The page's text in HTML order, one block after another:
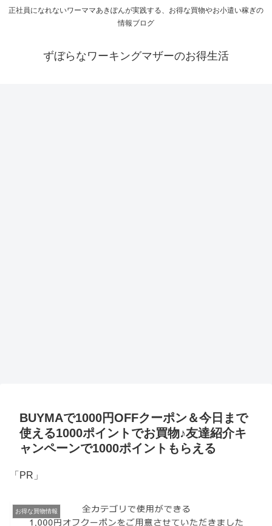
正社員になれないワーママあきぽんが実践する、お得な買物やお小遣い稼ぎの
情報ブログ
ずぼらなワーキングマザーのお得生活
BUYMAで1000円OFFクーポン＆今日まで
使える1000ポイントでお買物♪友達紹介キ
ャンペーンで1000ポイントもらえる
「PR」
お得な買物情報